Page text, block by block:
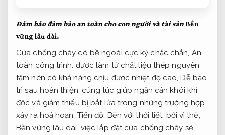
Đảm bảo đảm bảo an toàn cho con người và tài sản Bền
vững lâu dài.
Cửa chống cháy có bề ngoài cực kỳ chắc chắn, An
toàn công trình. được làm từ chất liệu thép nguyên
tấm nên có khả năng chịu được nhiệt độ cao,Dễ bảo
trì sau hoàn thiện. cùng lúc giúp ngăn cản khói khí
độc và giảm thiểu bị bắt lửa trong những trường hợp
xảy ra hoả hoạn. Tiến độ. Bền với thời tiết. bởi vì thế,
Bền vững lâu dài. việc lắp đặt cửa chống cháy sẽ